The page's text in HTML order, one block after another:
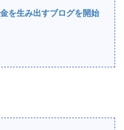
を生み出すブログを開始